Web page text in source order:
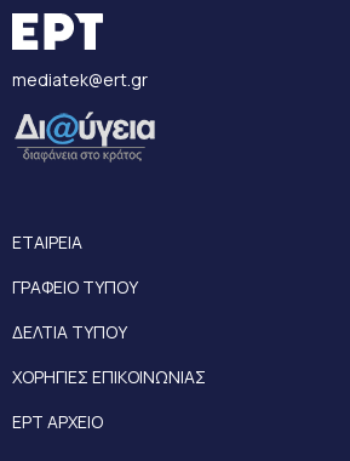
mediatek@ert.gr
ΕΤΑΙΡΕΙΑ
ΓΡΑΦΕΙΟ ΤΥΠΟΥ
ΔΕΛΤΙΑ ΤΥΠΟΥ
ΧΟΡΗΓΙΕΣ ΕΠΙΚΟΙΝΩΝΙΑΣ
ΕΡΤ ΑΡΧΕΙΟ